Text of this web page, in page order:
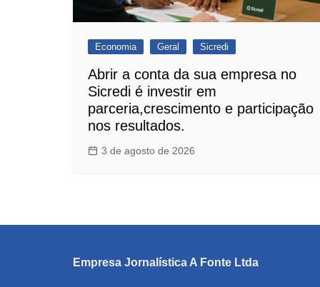
Economia Geral Sicredi
Abrir a conta da sua empresa no
Sicredi é investir em
parceria,crescimento e participação
nos resultados.
3 de agosto de 2026
Empresa Jornalística A Fonte Ltda